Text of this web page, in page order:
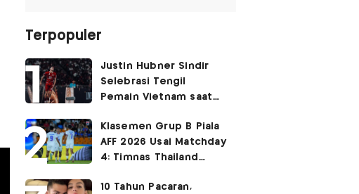
Terpopuler
Justin Hubner Sindir
Selebrasi Tengil
Pemain Vietnam saat
Indonesia: Bukan
Turnamen Resmi FIFA
Klasemen Grup B Piala
AFF 2026 Usai Matchday
4: Timnas Thailand
Singkirkan Malaysia?
10 Tahun Pacaran,